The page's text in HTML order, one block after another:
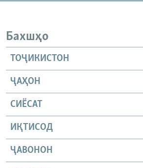
Бахшҳо
ТОҶИКИСТОН
ҶАҲОН
СИЁСАТ
ИҚТИСОД
ҶАВОНОН